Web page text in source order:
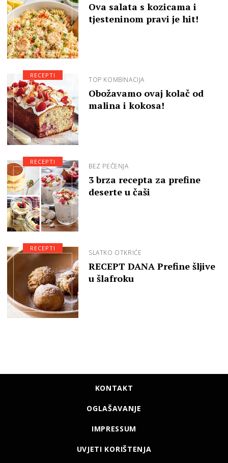
Ova salata s kozicama i
tjesteninom pravi je hit!
TOP KOMBINACIJA
Obožavamo ovaj kolač od
malina i kokosa!
RECEPTI
BEZ PEČENJA
3 brza recepta za prefine
deserte u čaši
RECEPTI
SLATKO OTKRIĆE
RECEPT DANA Prefine šljive
u šlafroku
RECEPTI
KONTAKT
OGLAŠAVANJE
IMPRESSUM
UVJETI KORIŠTENJA